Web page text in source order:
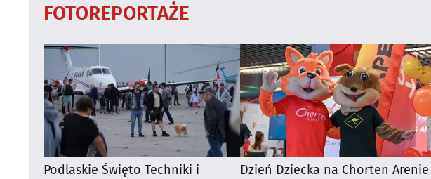
FOTOREPORTAŻE
Podlaskie Święto Techniki i
Dzień Dziecka na Chorten Arenie